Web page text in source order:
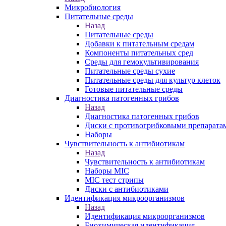
Микробиология
Питательные среды
Назад
Питательные среды
Добавки к питательным средам
Компоненты питательных сред
Среды для гемокультивирования
Питательные среды сухие
Питательные среды для культур клеток
Готовые питательные среды
Диагностика патогенных грибов
Назад
Диагностика патогенных грибов
Диски с противогрибковыми
Наборы
Чувствительность к антибиотикам
Назад
Чувствительность к антибиотикам
Наборы MIC
MIC тест стрипы
Диски с антибиотиками
Идентификация микроорганизмов
Назад
Идентификация микроорганизмов